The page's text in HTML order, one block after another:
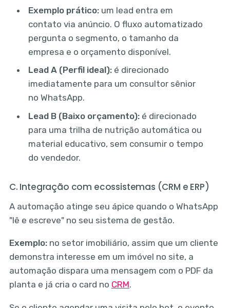
Exemplo prático: um lead entra em
contato via anúncio. O fluxo automatizado
pergunta o segmento, o tamanho da
empresa e o orçamento disponível.
Lead A (Perfil ideal): é direcionado
imediatamente para um consultor sênior
no WhatsApp.
Lead B (Baixo orçamento): é direcionado
para uma trilha de nutrição automática ou
material educativo, sem consumir o tempo
do vendedor.
C. Integração com ecossistemas (CRM e ERP)
A automação atinge seu ápice quando o WhatsApp
"lê e escreve" no seu sistema de gestão.
Exemplo: no setor imobiliário, assim que um cliente
demonstra interesse em um imóvel no site, a
automação dispara uma mensagem com o PDF da
planta e já cria o card no CRM.